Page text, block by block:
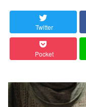
Twitter
Pocket